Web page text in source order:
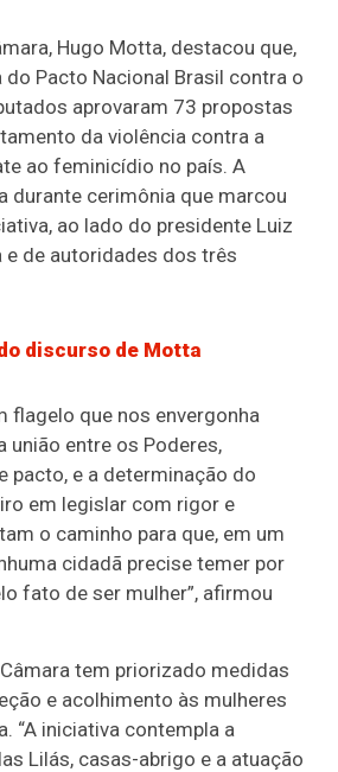
Hugo Motta, destacou que,
Pacto Nacional Brasil contra o
aprovaram 73 propostas
da violência contra a
ao feminicídio no país. A
durante cerimônia que marcou
ao lado do presidente Luiz
e de autoridades dos três
discurso de Motta
flagelo que nos envergonha
união entre os Poderes,
pacto, e a determinação do
em legislar com rigor e
o caminho para que, em um
cidadã precise temer por
fato de ser mulher”, afirmou
tem priorizado medidas
e acolhimento às mulheres
“A iniciativa contempla a
Lilás, casas-abrigo e a atuação